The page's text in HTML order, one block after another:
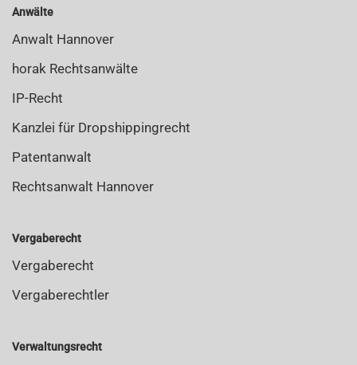
Anwälte
Anwalt Hannover
horak Rechtsanwälte
IP-Recht
Kanzlei für Dropshippingrecht
Patentanwalt
Rechtsanwalt Hannover
Vergaberecht
Vergaberecht
Vergaberechtler
Verwaltungsrecht